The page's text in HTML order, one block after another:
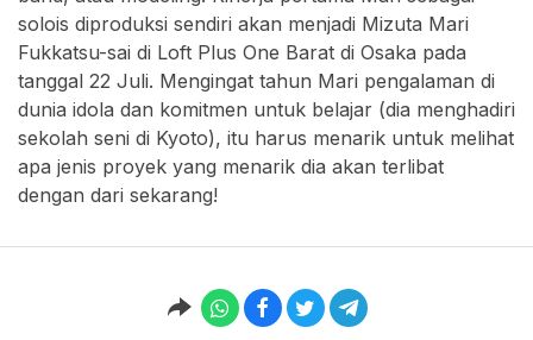
solois diproduksi sendiri akan menjadi Mizuta Mari
Fukkatsu-sai di Loft Plus One Barat di Osaka pada
tanggal 22 Juli. Mengingat tahun Mari pengalaman di
dunia idola dan komitmen untuk belajar (dia menghadiri
sekolah seni di Kyoto), itu harus menarik untuk melihat
apa jenis proyek yang menarik dia akan terlibat
dengan dari sekarang!